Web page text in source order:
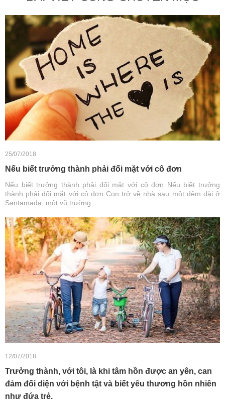
25/07/2018
Nếu biết trưởng thành phải đối mặt với cô đơn
Nếu biết trưởng thành phải đối mặt với cô đơn Nếu biết trưởng
thành phải đối mặt với cô đơn Con trở về nhà sau một đêm dài ở
Santamada, một vũ trường ...
12/07/2018
Trưởng thành, với tôi, là khi tâm hồn được an yên, can
đảm đối diện với bệnh tật và biết yêu thương hồn nhiên
như đứa trẻ.